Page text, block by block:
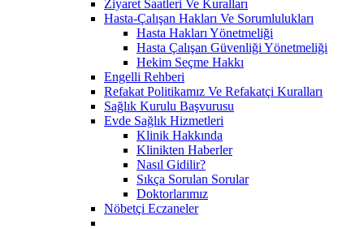
Ziyaret Saatleri Ve Kuralları
Hasta-Çalışan Hakları Ve Sorumlulukları
Hasta Hakları Yönetmeliği
Hasta Çalışan Güvenliği Yönetmeliği
Hekim Seçme Hakkı
Engelli Rehberi
Refakat Politikamız Ve Refakatçi Kuralları
Sağlık Kurulu Başvurusu
Evde Sağlık Hizmetleri
Klinik Hakkında
Klinikten Haberler
Nasıl Gidilir?
Sıkça Sorulan Sorular
Doktorlarımız
Nöbetçi Eczaneler